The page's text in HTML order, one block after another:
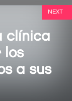
clínica
a sus
NEXT